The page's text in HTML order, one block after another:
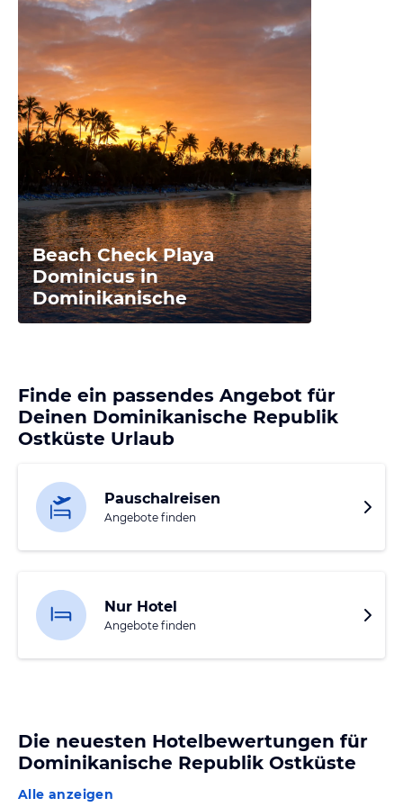
Beach Check Playa
Dominicus in
Dominikanische
Finde ein passendes Angebot für
Deinen Dominikanische Republik
Ostküste Urlaub
Pauschalreisen
Angebote finden
Nur Hotel
Angebote finden
Die neuesten Hotelbewertungen für
Dominikanische Republik Ostküste
Alle anzeigen